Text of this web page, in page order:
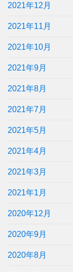
2021年12月
2021年11月
2021年10月
2021年9月
2021年8月
2021年7月
2021年5月
2021年4月
2021年3月
2021年1月
2020年12月
2020年9月
2020年8月